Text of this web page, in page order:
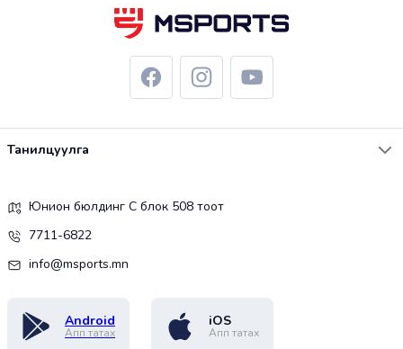
Танилцуулга
Юнион бюлдинг С блок 508 тоот
7711-6822
info@msports.mn
Android
Апп татах
iOS
Апп татах